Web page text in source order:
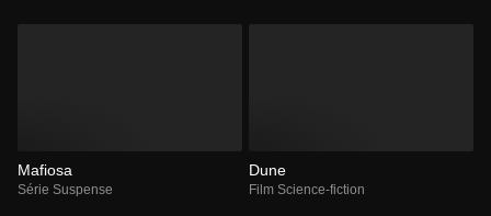
Mafiosa
Série Suspense
Dune
Film Science-fiction